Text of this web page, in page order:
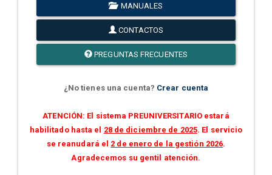
MANUALES
CONTACTOS
PREGUNTAS FRECUENTES
¿No tienes una cuenta? Crear cuenta
ATENCIÓN: El sistema PREUNIVERSITARIO estará
habilitado hasta el 28 de diciembre de 2025. El servicio
se reanudará el 2 de enero de la gestión 2026.
Agradecemos su gentil atención.